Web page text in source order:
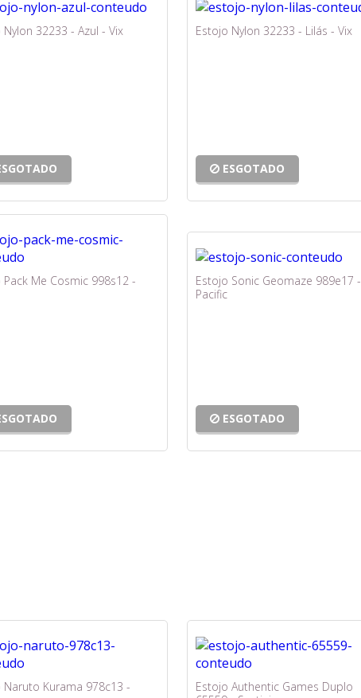
Nylon 32233 - Azul - Vix Estojo Nylon 32233 - Lilás - Vix
ESGOTADO
Pack Me Cosmic 998s12 -
Estojo Sonic Geomaze 989e17 -
Pacific
ESGOTADO
Naruto Kurama 978c13 -
Estojo Authentic Games Duplo